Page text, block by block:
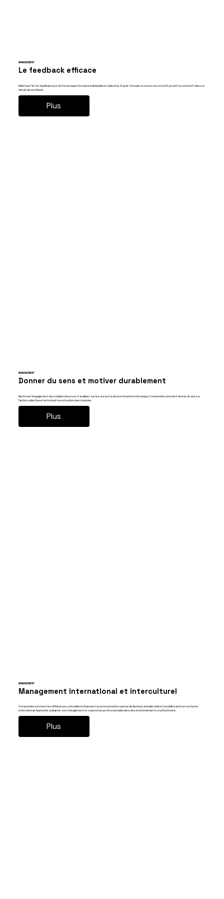
MANAGEMENT
Le feedback efficace
Maîtriser l’art du feedback pour renforcer la performance individuelle et collective. Savoir formuler un retour constructif, positif ou correctif, dans un
climat de confiance.
Plus
MANAGEMENT
Donner du sens et motiver durablement
Renforcer l’engagement des collaborateurs en travaillant sur les ressorts de la motivation intrinsèque. Comprendre comment donner du sens à
l’action collective et entretenir la motivation dans la durée.
Plus
MANAGEMENT
Management international et interculturel
Comprendre comment les différences culturelles influencent la communication, la prise de décision, le leadership et la collaboration en contexte
international. Apprendre à adapter son management et sa posture professionnelle dans des environnements multiculturels.
Plus